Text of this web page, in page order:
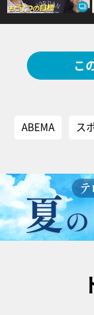
こ
ABEMA ス